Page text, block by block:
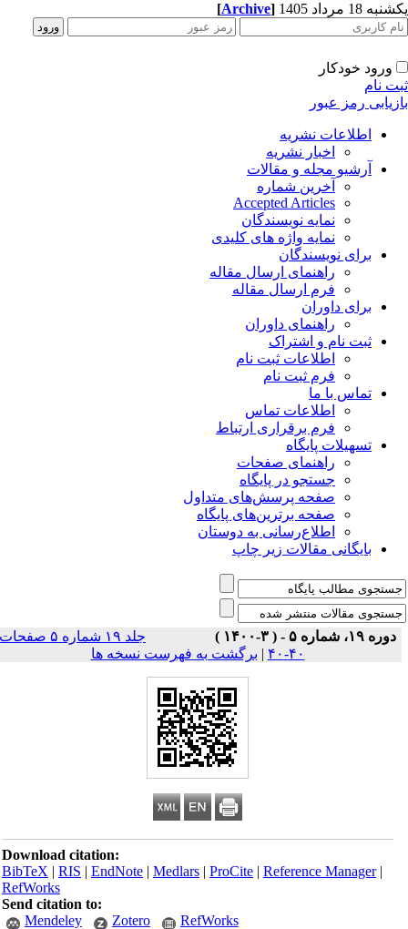
18 مرداد 1405 [Archive]
ورود خودکار
نام
رمز عبور
اطلاعات نشریه
اخبار نشریه
آرشیو مجله و مقالات
آخرین شماره
Accepted Articles
نمایه نویسندگان
نمایه واژه های کلیدی
برای نویسندگان
راهنمای ارسال مقاله
فرم ارسال مقاله
برای داوران
راهنمای داوران
ثبت نام و اشتراک
اطلاعات ثبت نام
فرم ثبت نام
تماس با ما
اطلاعات تماس
فرم برقراری ارتباط
تسهیلات پایگاه
راهنمای صفحات
جستجو در پایگاه
صفحه پرسش‌های متداول
صفحه برترین‌های پایگاه
اطلاع‌رسانی به دوستان
بایگانی مقالات زیر چاپ
دوره ۱۹، شماره ۵ - ( ۳-۱۴۰۰ )
جلد ۱۹ شماره ۵ صفحات
۴۰-۴۰
|برگشت به فهرست نسخه ها
Download citation:
BibTeX|RIS|EndNote|Medlars|ProCite|Reference Manager
RefWorks
Send citation to:
Mendeley
Zotero RefWorks